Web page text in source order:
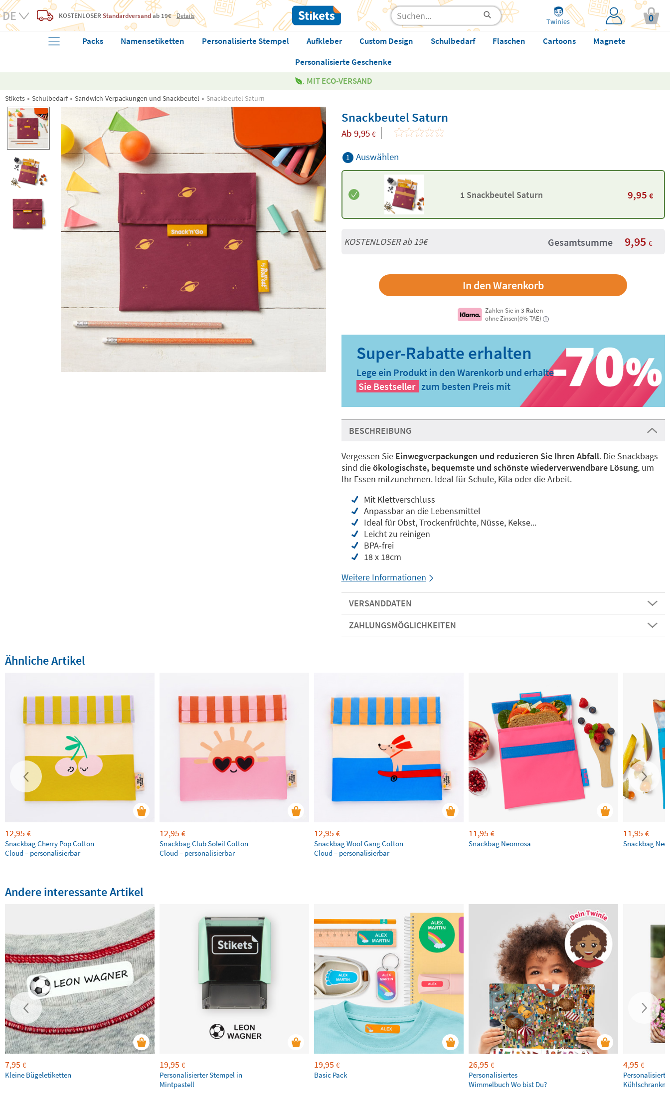
KOSTENLOSER Standardversandab 19€ Details
Twinies 0
Packs Namensetiketten Personalisierte Stempel Aufkleber Custom Design Schulbedarf Flaschen Cartoons
Magnete
Personalisierte Geschenke
MIT ECO-VERSAND
Stikets Schulbedarf Sandwich-Verpackungen und Snackbeutel Snackbeutel Saturn
Snackbeutel Saturn
Ab 9,95 €
1 Auswählen
1 Snackbeutel Saturn 9,95 €
KOSTENLOSER ab 19€ Gesamtsumme 9,95 €
Zahlen Sie in3 Raten
ohne Zinsen(0% TAE)
i
Lege ein Produkt in den Warenkorb und erhalte
Sie Bestseller zum besten Preis mit
BESCHREIBUNG
Vergessen Sie Einwegverpackungen und reduzieren Sie Ihren Abfall. Die Snackbags
sind dieökologischste, bequemste und schönste wiederverwendbare Lösung, um
Ihr Essen mitzunehmen. Ideal für Schule, Kita oder die Arbeit.
Mit Klettverschluss
Anpassbar an die Lebensmittel
Ideal für Obst, Trockenfrüchte, Nüsse, Kekse...
Leicht zu reinigen
BPA-frei
18 x 18cm
Weitere Informationen
VERSANDDATEN
ZAHLUNGSMÖGLICHKEITEN
Ähnliche Artikel
12,95 €
Snackbag Cherry Pop Cotton
Cloud – personalisierbar
12,95 €
Snackbag Club Soleil Cotton
Cloud – personalisierbar
12,95 €
Snackbag Woof Gang Cotton
Cloud – personalisierbar
11,95 €
Snackbag Neonrosa
11,95 €
Snackbag
Andere interessante Artikel
7,95 €
Kleine Bügeletiketten
19,95 €
Personalisierter Stempel in
Mintpastell
19,95 €
Basic Pack
26,95 €
Personalisiertes
Wimmelbuch Wo bist Du?
4,95 €